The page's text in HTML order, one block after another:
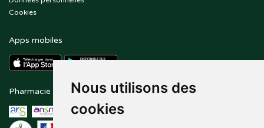
Nous utilisons des
cookies
Cookies
Apps mobiles
Pharmacie en ligne agréée Paiement sécurisé